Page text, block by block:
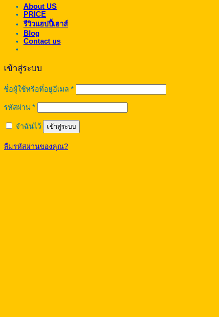
About US
PRICE
รีวิวแฮปปี้เฮาส์
Blog
Contact us
เข้าสู่ระบบ
ชื่อผู้ใช้หรือที่อยู่อีเมล *ต้องการ
รหัสผ่าน *ต้องการ
จำฉันไว้ เข้าสู่ระบบ
ลืมรหัสผ่านของคุณ?